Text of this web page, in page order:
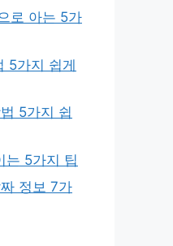
로 아는 5가
5가지 쉽게
5가지 쉽
는 5가지 팁
정보 7가